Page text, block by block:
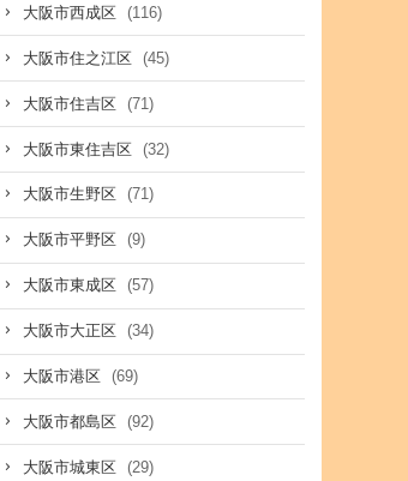
大阪市西成区 (116)
大阪市住之江区 (45)
大阪市住吉区 (71)
大阪市東住吉区 (32)
大阪市生野区 (71)
大阪市平野区 (9)
大阪市東成区 (57)
大阪市大正区 (34)
大阪市港区 (69)
大阪市都島区 (92)
大阪市城東区 (29)